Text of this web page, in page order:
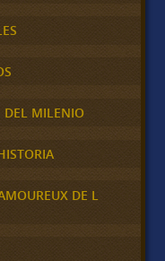
DEL MILENIO
DE L